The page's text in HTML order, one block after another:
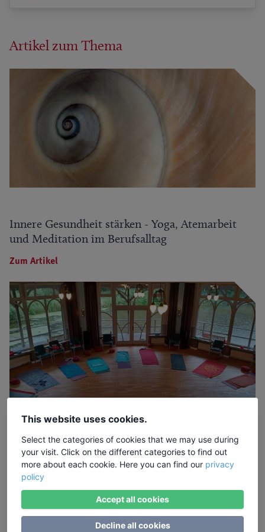
Artikel zum Thema
Innere Gesundheit stärken - Yoga, Atemarbeit
und Meditation im Berufsalltag
Zum Artikel
Yoga und Meditation – Wege zu innerer Balance
und Gelassenheit
Zum Artikel
This website uses cookies.
Select the categories of cookies that we may use during
your visit. Click on the different categories to find out
more about each cookie. Here you can find our privacy
policy
Accept all cookies
Decline all cookies